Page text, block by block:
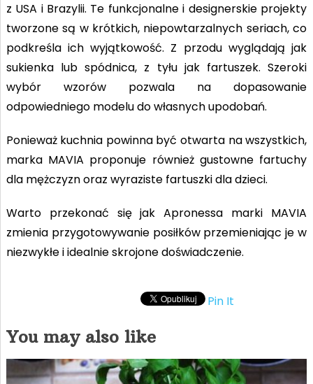
z USA i Brazylii. Te funkcjonalne i designerskie projekty
tworzone są w krótkich, niepowtarzalnych seriach, co
podkreśla ich wyjątkowość. Z przodu wyglądają jak
sukienka lub spódnica, z tyłu jak fartuszek. Szeroki
wybór wzorów pozwala na dopasowanie
odpowiedniego modelu do własnych upodobań.
Ponieważ kuchnia powinna być otwarta na wszystkich,
marka MAVIA proponuje również gustowne fartuchy
dla mężczyzn oraz wyraziste fartuszki dla dzieci.
Warto przekonać się jak Apronessa marki MAVIA
zmienia przygotowywanie posiłków przemieniając je w
niezwykłe i idealnie skrojone doświadczenie.
Pin It
You may also like